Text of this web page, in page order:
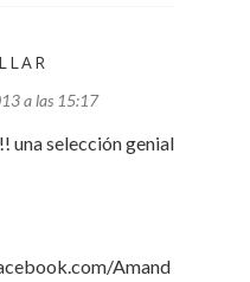
a las 15:17
una selección genial
Amand